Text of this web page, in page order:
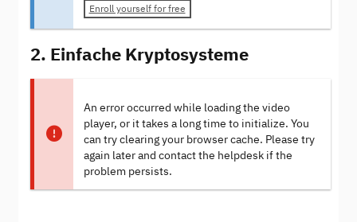
Enroll yourself for free
2. Einfache Kryptosysteme
An error occurred while loading the video
player, or it takes a long time to initialize. You
can try clearing your browser cache. Please try
again later and contact the helpdesk if the
problem persists.